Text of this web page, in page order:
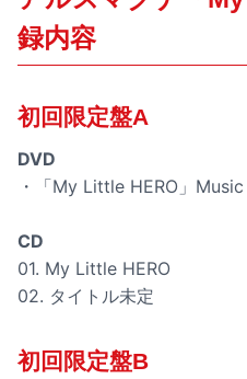
録内容
初回限定盤A
DVD
・「My Little HERO」
CD
01. My Little HERO
02. タイトル未定
初回限定盤B